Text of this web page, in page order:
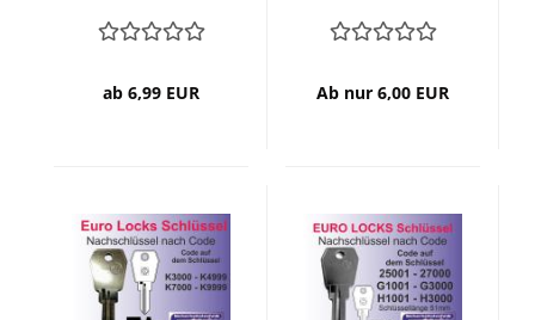
ab 6,99 EUR Ab nur 6,00 EUR